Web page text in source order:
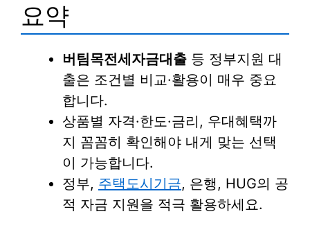
요약
버팀목전세자금대출 등 정부지원 대
출은 조건별 비교·활용이 매우 중요
합니다.
상품별 자격·한도·금리, 우대혜택까
지 꼼꼼히 확인해야 내게 맞는 선택
이 가능합니다.
정부, 주택도시기금, 은행, HUG의 공
적 자금 지원을 적극 활용하세요.